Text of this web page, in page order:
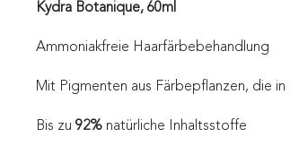
Kydra Botanique, 60ml
Ammoniakfreie Haarfärbebehandlung
Mit Pigmenten aus Färbepflanzen, die
Bis zu 92% natürliche Inhaltsstoffe